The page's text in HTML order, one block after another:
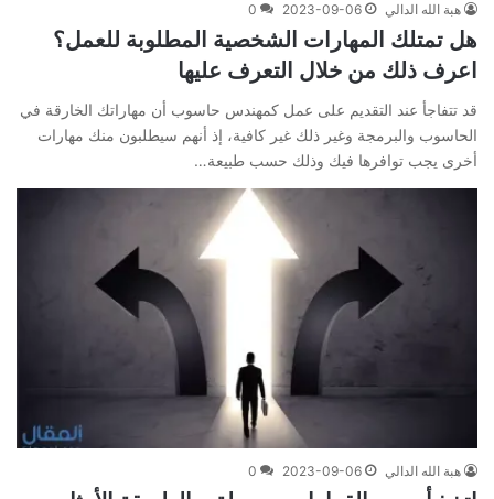
هبة الله الدالي 2023-09-06
0
هل تمتلك المهارات الشخصية المطلوبة للعمل؟
اعرف ذلك من خلال التعرف عليها
قد تتفاجأ عند التقديم على عمل كمهندس حاسوب أن مهاراتك الخارقة في
الحاسوب والبرمجة وغير ذلك غير كافية، إذ أنهم سيطلبون منك مهارات
أخرى يجب توافرها فيك وذلك حسب طبيعة…
هبة الله الدالي 2023-09-06
0